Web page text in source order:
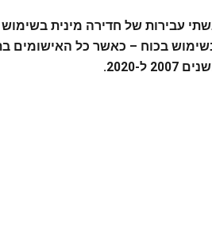
עבירות של חדירה מינית בשימוש
בכוח – כאשר כל האישומים
2020.